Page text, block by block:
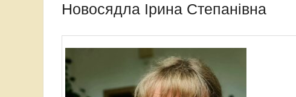
Новосядла Ірина Степанівна